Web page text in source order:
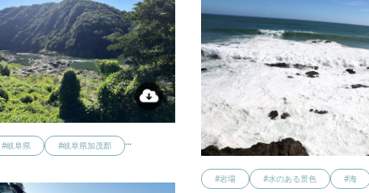
#岐阜県 #岐阜県加茂郡 …
#岩場 #水のある景色 #海